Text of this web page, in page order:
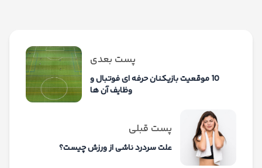
پست قبلی
علت سردرد ناشی از ورزش چیست؟
پست بعدی
10 موقعیت بازیکنان حرفه ای فوتبال و
وظایف آن ها